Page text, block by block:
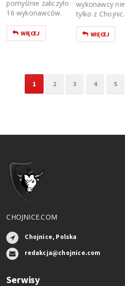
pomyślnie zaliczyło
16 wykonawców.
WIĘCEJ
wykonawcy nie
tylko z Chojnic.
WIĘCEJ
1 2 3 4 5
CHOJNICE.COM
Chojnice, Polska
redakcja@chojnice.com
Serwisy